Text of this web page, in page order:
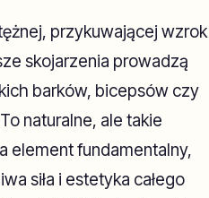
przykuwającej wzrok
skojarzenia prowadzą
barków, bicepsów czy
naturalne, ale takie
element fundamentalny,
siła i estetyka całego